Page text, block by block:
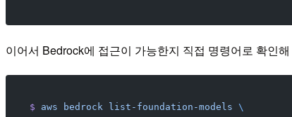
이어서 Bedrock에 접근이 가능한지 직접 명령어로 확인
$ aws bedrock list-foundation-models \